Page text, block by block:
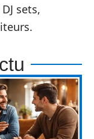
sets,